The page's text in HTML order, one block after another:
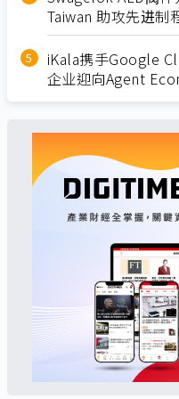
Taiwan 助攻先进制
iKala携手Google
企业迎向Agent